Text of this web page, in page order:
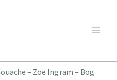
– Zoë Ingram – Bog
kr..
239,95 kr..